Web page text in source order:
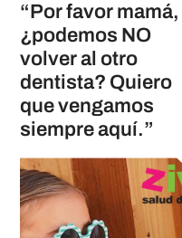
“Por favor mamá,
¿podemos NO
volver al otro
dentista? Quiero
que vengamos
siempre aquí.”